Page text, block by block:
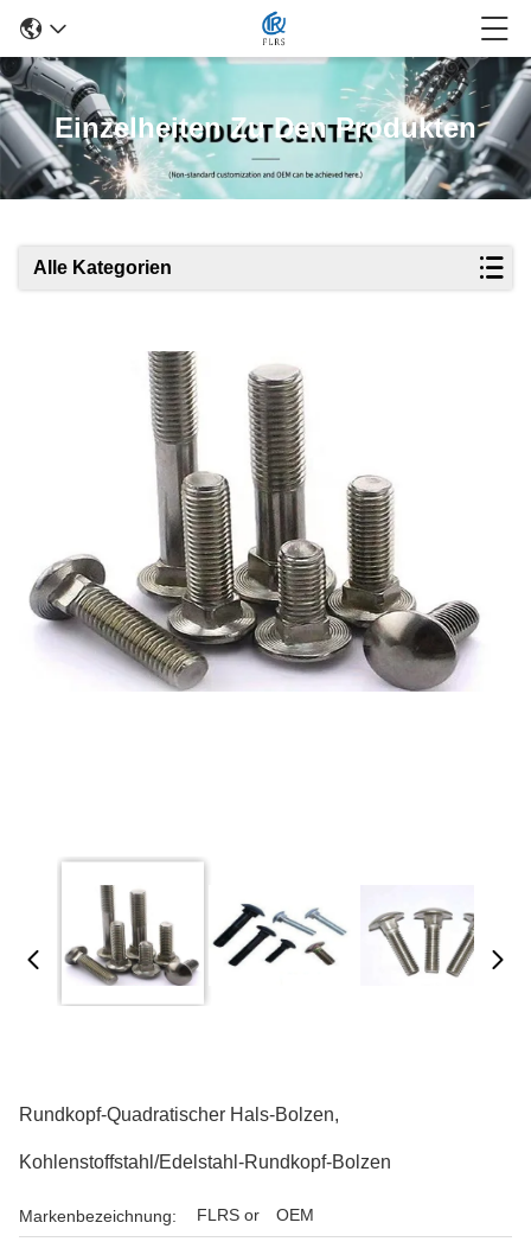
Einzelheiten Zu Den Produkten
Alle Kategorien
Rundkopf-Quadratischer Hals-Bolzen,
Kohlenstoffstahl/Edelstahl-Rundkopf-Bolzen
Markenbezeichnung: FLRS or OEM